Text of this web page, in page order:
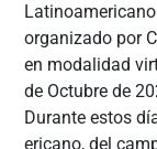
organizado por
en modalidad
de Octubre de
Durante estos
ericano, del